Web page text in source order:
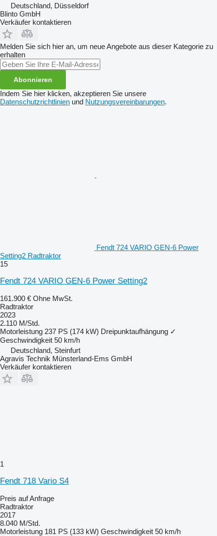
Deutschland, Düsseldorf
Blinto GmbH
Verkäufer kontaktieren
Melden Sie sich hier an, um neue Angebote aus dieser Kategorie zu
erhalten
Abonnieren
Indem Sie hier klicken, akzeptieren Sie unsere
Datenschutzrichtlinien und Nutzungsvereinbarungen.
Fendt 724 VARIO GEN-6 Power
Setting2 Radtraktor
15
Fendt 724 VARIO GEN-6 Power Setting2
161.900 € Ohne MwSt.
Radtraktor
2023
2.110 M/Std.
Motorleistung 237 PS (174 kW) Dreipunktaufhängung ✓
Geschwindigkeit 50 km/h
Deutschland, Steinfurt
Agravis Technik Münsterland-Ems GmbH
Verkäufer kontaktieren
1
Fendt 718 Vario S4
Preis auf Anfrage
Radtraktor
2017
8.040 M/Std.
Motorleistung 181 PS (133 kW) Geschwindigkeit 50 km/h